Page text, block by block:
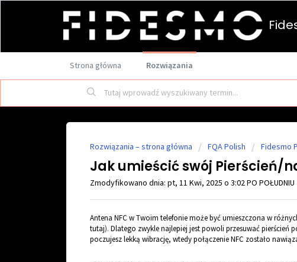
Strona główna Rozwiązania
Rozwiązania – strona główna FQA Polish Fidesmo
Jak umieścić swój Pierścień/
Zmodyfikowano dnia: pt, 11 Kwi, 2025 o 3:02 PO POŁUDNIU
Antena NFC w Twoim telefonie może być umieszczona w
tutaj). Dlatego zwykle najlepiej jest powoli przesuwać pierścień
poczujesz lekką wibrację, wtedy połączenie NFC zostało